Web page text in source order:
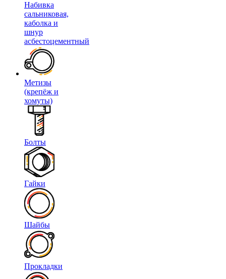
Набивка
сальниковая,
каболка и
шнур
асбестоцементный
Метизы
(крепёж и
хомуты)
Болты
Гайки
Шайбы
Прокладки